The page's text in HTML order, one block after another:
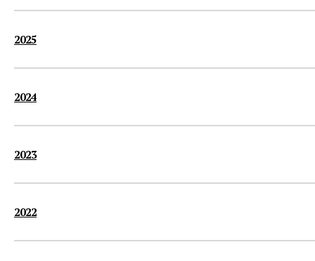
2025
2024
2023
2022